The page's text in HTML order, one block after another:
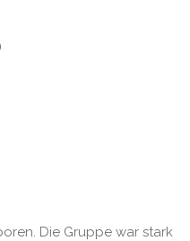
Die Gruppe war stark